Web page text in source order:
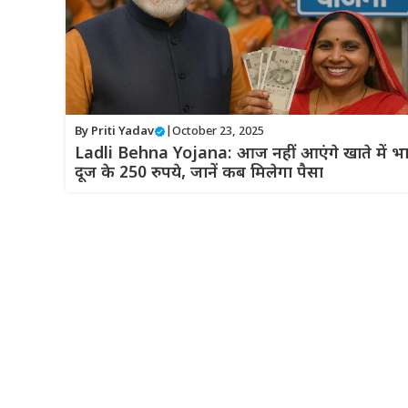
By Priti Yadav October 23, 2025
Ladli Behna Yojana: आज नहीं आएंगे खाते में
दूज के 250 रुपये, जानें कब मिलेगा पैसा